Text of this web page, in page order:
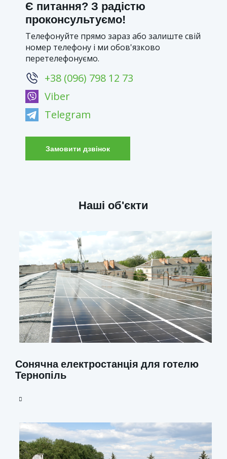
Є питання? З радістю
проконсультуємо!
Телефонуйте прямо зараз або залиште свій
номер телефону і ми обов'язково
перетелефонуємо.
+38 (096) 798 12 73
Viber
Telegram
Замовити дзвінок
Наші об'єкти
Сонячна електростанція для готелю
Тернопіль